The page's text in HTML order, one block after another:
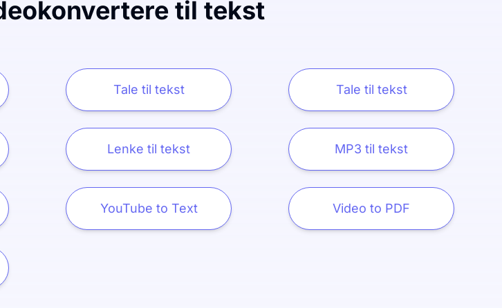
til tekst
Tale til tekst Tale til tekst
Lenke til tekst MP3 til tekst
YouTube to Text Video to PDF